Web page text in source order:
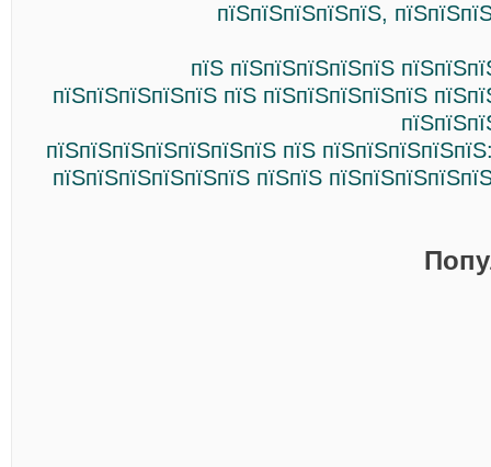
пїЅпїЅпїЅпїЅпїЅ,
пїЅ пїЅпїЅпїЅпїЅпїЅ
пїЅпїЅпїЅпїЅпїЅ пїЅ пїЅпїЅпїЅпїЅпїЅ
пїЅпїЅпїЅпїЅпїЅпїЅпїЅ пїЅ
пїЅпїЅпїЅпїЅпїЅпїЅ пїЅпїЅ